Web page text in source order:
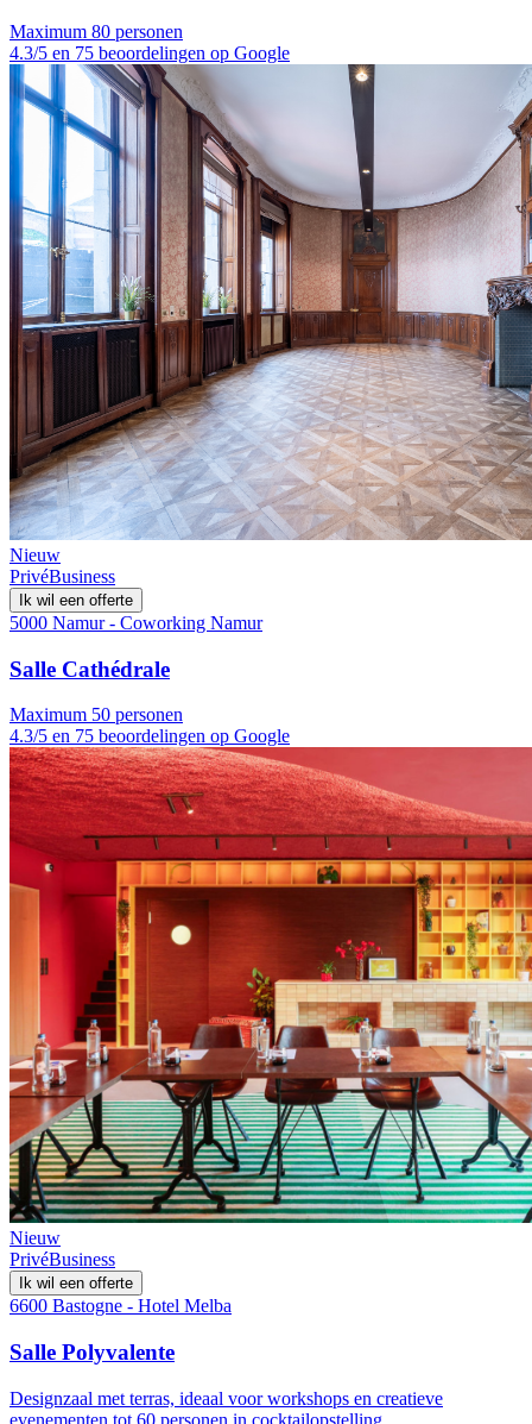
Maximum 80 personen
4.3/5 en 75 beoordelingen op Google
Nieuw
PrivéBusiness
Ik wil een offerte
5000 Namur - Coworking Namur
Salle Cathédrale
Maximum 50 personen
4.3/5 en 75 beoordelingen op Google
Nieuw
PrivéBusiness
Ik wil een offerte
6600 Bastogne - Hotel Melba
Salle Polyvalente
Designzaal met terras, ideaal voor workshops en creatieve
evenementen tot 60 personen in cocktailopstelling.